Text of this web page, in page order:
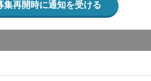
集再開時に通知を受ける